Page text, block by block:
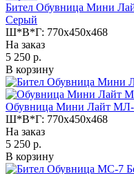
Бител Обувница Мини
Серый
Ш*В*Г: 770x450x468
На заказ
5 250 р.
В корзину
Обувница Мини Лайт МЛ-
Ш*В*Г: 770x450x468
На заказ
5 250 р.
В корзину